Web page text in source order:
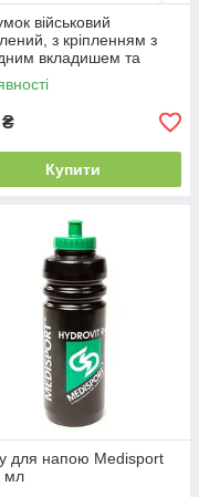
військовий
з кріпленням з
вкладишем та
для турнікету
Піксель
₴
Купити
для напою Medisport
мл